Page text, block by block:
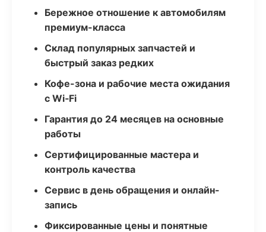
Бережное отношение к автомобилям
премиум-класса
Склад популярных запчастей и
быстрый заказ редких
Кофе-зона и рабочие места ожидания
с Wi‑Fi
Гарантия до 24 месяцев на основные
работы
Сертифицированные мастера и
контроль качества
Сервис в день обращения и онлайн-
запись
Фиксированные цены и понятные